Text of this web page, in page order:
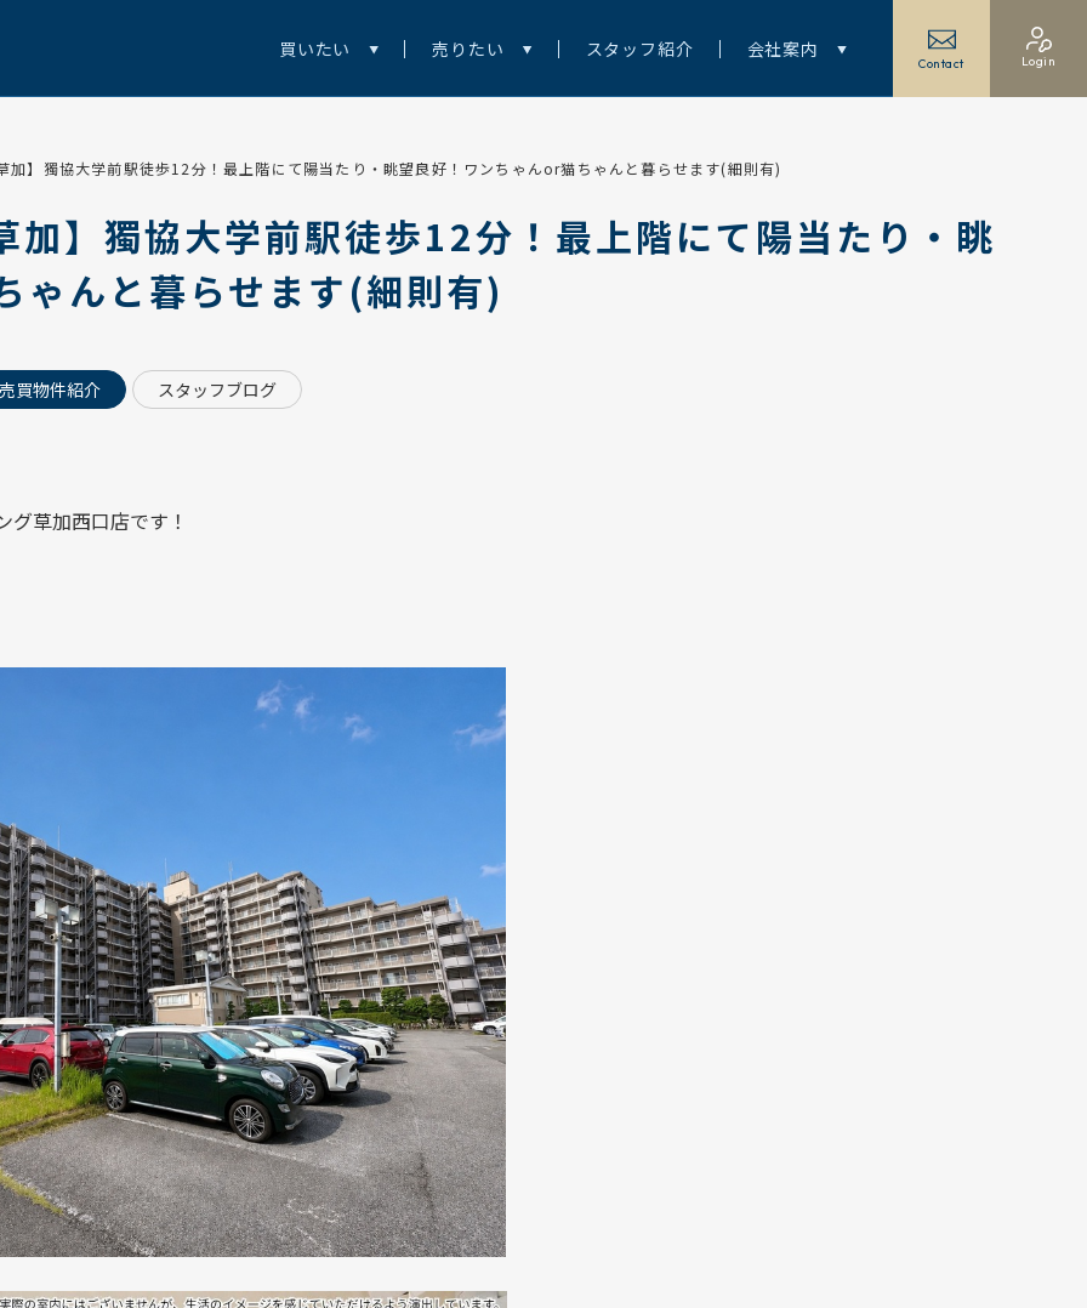
買いたい 売りたい スタッフ紹介 会社案内
Contact Login
】獨協大学前駅徒歩12分！最上階にて陽当たり・眺望良好！ワンちゃんor猫ちゃんと暮らせます(細則有)
】獨協大学前駅徒歩12分！最上階にて陽当たり・眺
ゃんと暮らせます(細則有)
売買物件紹介 スタッフブログ
グ草加西口店です！